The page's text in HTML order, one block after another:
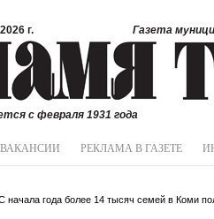
г.
Газета
с февраля 1931 года
ВАКАНСИИ РЕКЛАМА В ГАЗЕТЕ
начала года более 14 тысяч семей в Коми